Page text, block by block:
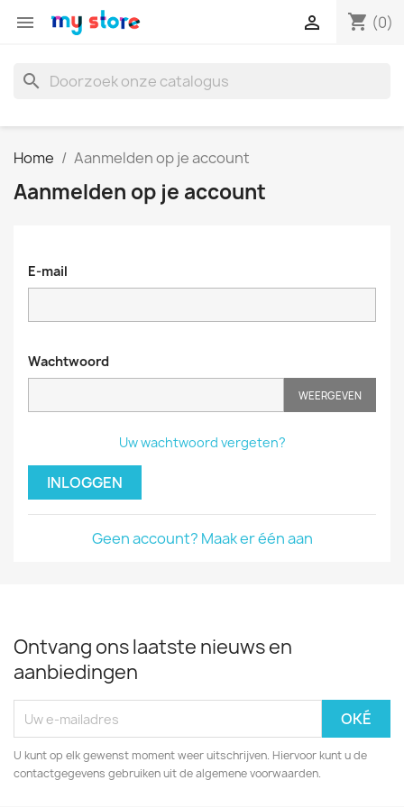
 shopping_cart (0)

search
Home Aanmelden op je account
Aanmelden op je account
E-mail
Wachtwoord
WEERGEVEN
Uw wachtwoord vergeten?
INLOGGEN
Geen account? Maak er één aan
Ontvang ons laatste nieuws en
aanbiedingen
U kunt op elk gewenst moment weer uitschrijven. Hiervoor kunt u de
contactgegevens gebruiken uit de algemene voorwaarden.